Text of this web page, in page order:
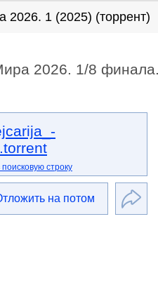
1 (2025) (торрент)
2026. 1/8
строку
на потом